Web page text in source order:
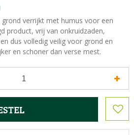
verrijkt met humus voor een
product, vrij van onkruidzaden,
dus volledig veilig voor grond en
en schoner dan verse mest.